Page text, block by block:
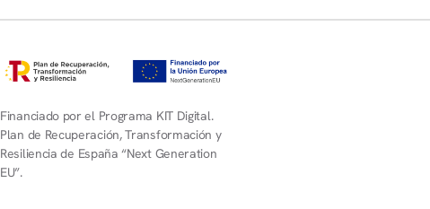
Financiado por el Programa KIT Digital.
Plan de Recuperación, Transformación y
Resiliencia de España “Next Generation
EU”.